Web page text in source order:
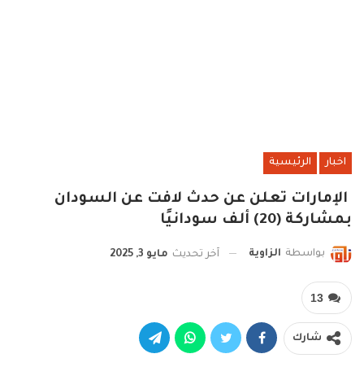
اخبار الرئيسية
الإمارات تعلن عن حدث لافت عن السودان
بمشاركة (20) ألف سودانيًا
بواسطة الزاوية آخر تحديث مايو 3, 2025
13
شارك